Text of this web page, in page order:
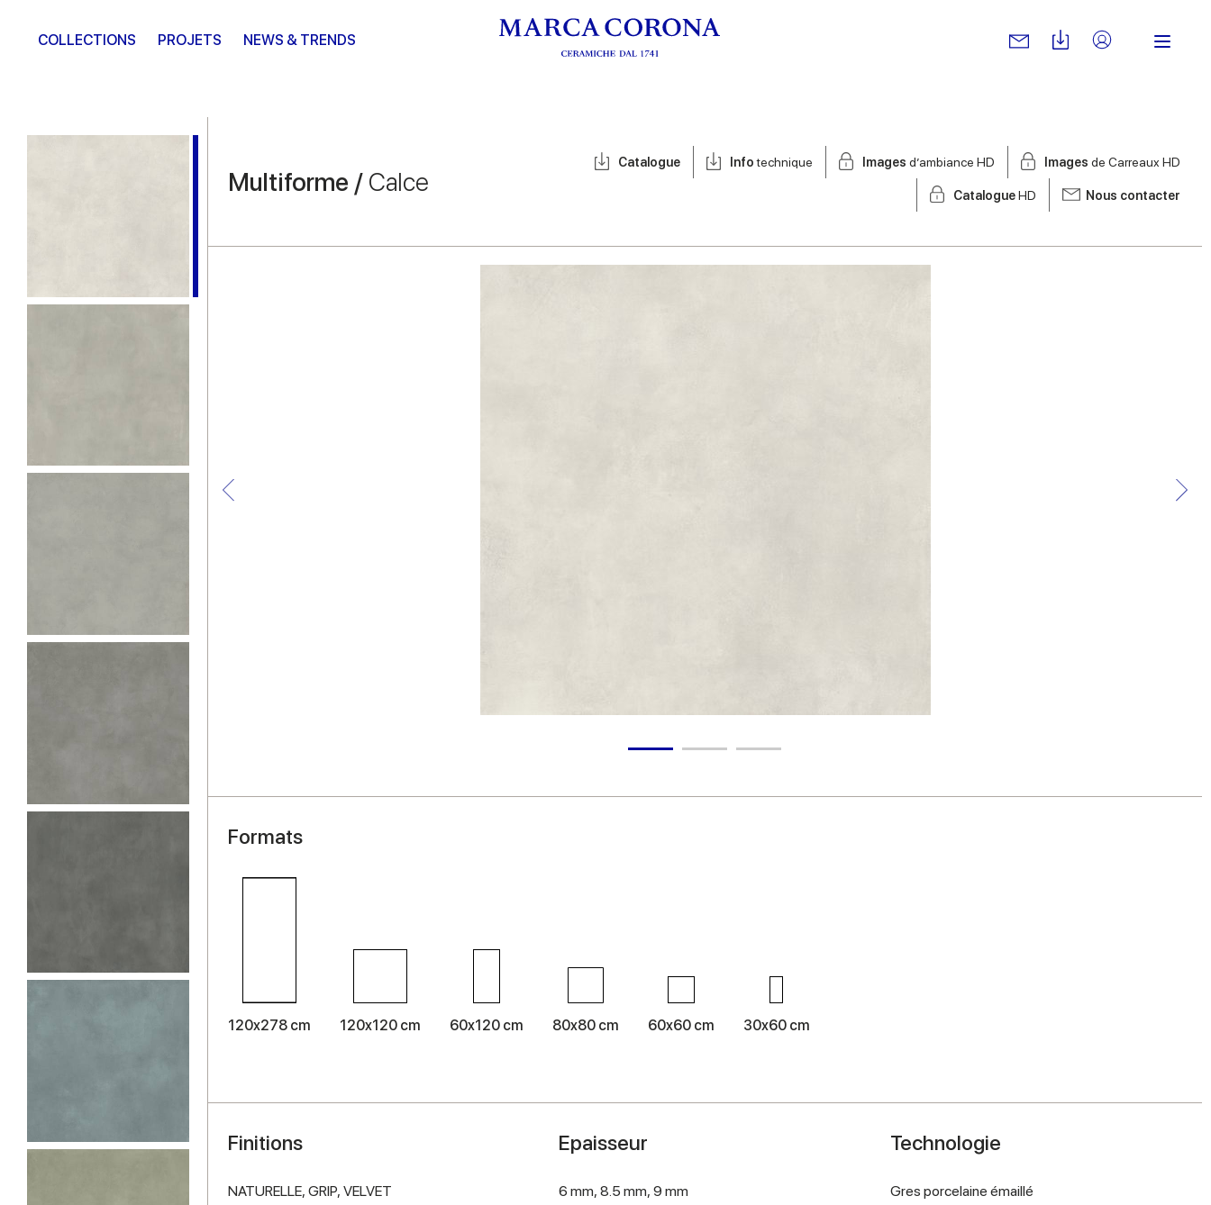
COLLECTIONS PROJETS NEWS & TRENDS
Multiforme / Calce
Catalogue Infotechnique Images d’ambiance HD Images de Carreaux HD
CatalogueHD Nous contacter
Formats
120x278 cm 120x120 cm 60x120 cm 80x80 cm 60x60 cm 30x60 cm
Finitions
NATURELLE, GRIP, VELVET
Epaisseur
6 mm,8.5 mm,9 mm
Technologie
Gres porcelaine émaillé